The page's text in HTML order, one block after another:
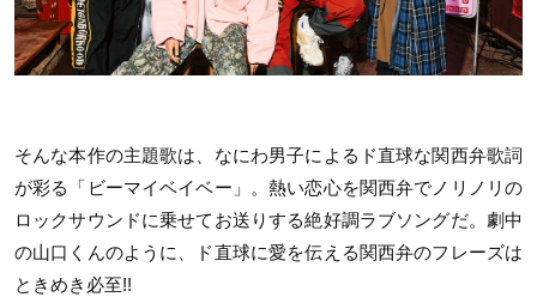
そんな本作の主題歌は、なにわ男子によるド直球な関西弁歌詞
が彩る「ビーマイベイベー」。熱い恋心を関西弁でノリノリの
ロックサウンドに乗せてお送りする絶好調ラブソングだ。劇中
の山口くんのように、ド直球に愛を伝える関西弁のフレーズは
ときめき必至!!